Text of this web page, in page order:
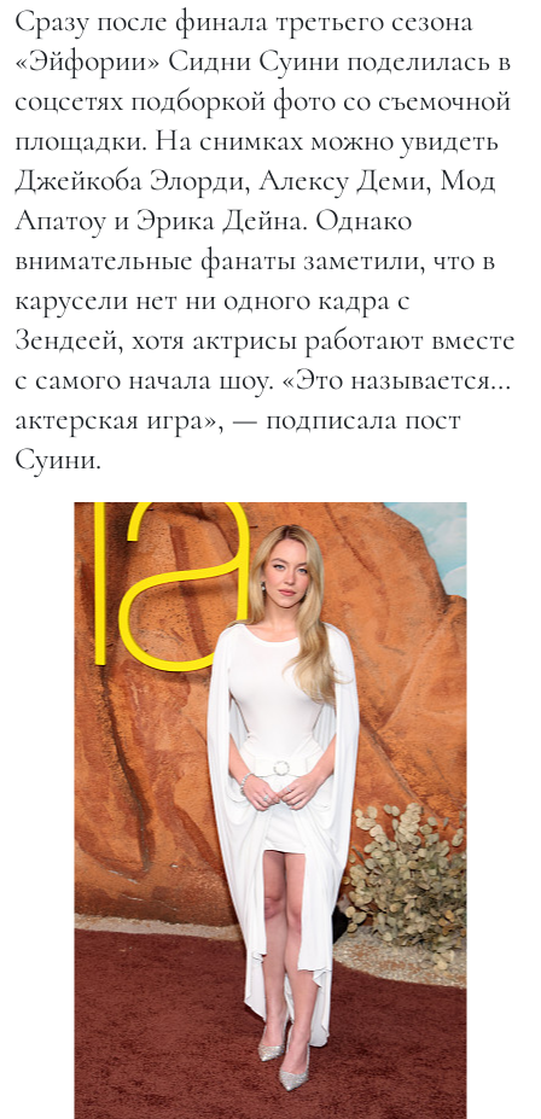
Сразу после финала третьего сезона
«Эйфории» Сидни Суини поделилась в
соцсетях подборкой фото со съемочной
площадки. На снимках можно увидеть
Джейкоба Элорди, Алексу Деми, Мод
Апатоу и Эрика Дейна. Однако
внимательные фанаты заметили, что в
карусели нет ни одного кадра с
Зендеей, хотя актрисы работают вместе
с самого начала шоу. «Это называется…
актерская игра», — подписала пост
Суини.